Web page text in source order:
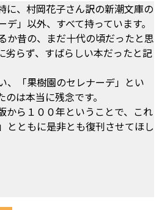
に、村岡花子さん訳の新潮文庫の
」以外、すべて持っています。
か昔の、まだ十代の頃だったと思
劣らず、すばらしい本だったと記
、「果樹園のセレナーデ」とい
は本当に残念です。
から１００年ということで、これ
とともに是非とも復刊させてほし